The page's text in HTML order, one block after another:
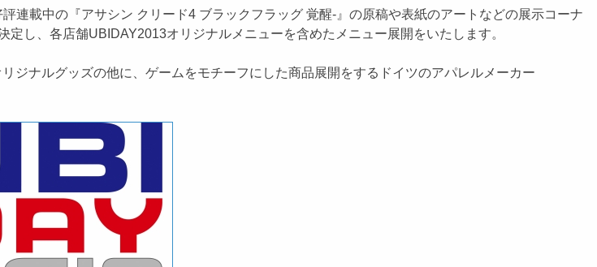
載中の『アサシン クリード4 ブラックフラッグ 覚醒-』の原稿や表紙のアートなどの展示コーナ
し、各店舗UBIDAY2013オリジナルメニューを含めたメニュー展開をいたします。
ナルグッズの他に、ゲームをモチーフにした商品展開をするドイツのアパレルメーカー